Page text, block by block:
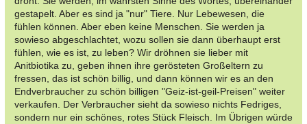
gestapelt. Aber es sind ja "nur" Tiere. Nur Lebewesen, die
fühlen können. Aber eben keine Menschen. Sie werden ja
sowieso abgeschlachtet, wozu sollen sie dann überhaupt erst
fühlen, wie es ist, zu leben? Wir dröhnen sie lieber mit
Anitbiotika zu, geben ihnen ihre gerösteten Großeltern zu
fressen, das ist schön billig, und dann können wir es an den
Endverbraucher zu schön billigen "Geiz-ist-geil-Preisen" weiter
verkaufen. Der Verbraucher sieht da sowieso nichts Fedriges,
sondern nur ein schönes, rotes Stück Fleisch. Im Übrigen würde